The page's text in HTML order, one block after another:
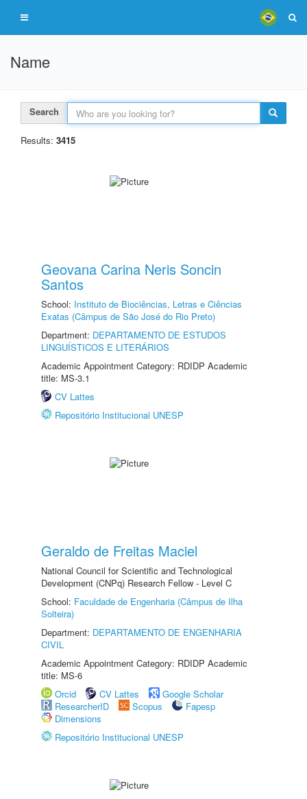
Name
Search
Results: 3415
Geovana Carina Neris Soncin
Santos
School: Instituto de Biociências, Letras e Ciências
Exatas (Câmpus de São José do Rio Preto)
Department: DEPARTAMENTO DE ESTUDOS
LINGUÍSTICOS E LITERÁRIOS
Academic Appointment Category: RDIDP Academic
title: MS-3.1
CV Lattes
Repositório Institucional UNESP
Geraldo de Freitas Maciel
National Council for Scientific and Technological
Development (CNPq) Research Fellow - Level C
School: Faculdade de Engenharia (Câmpus de Ilha
Solteira)
Department: DEPARTAMENTO DE ENGENHARIA
CIVIL
Academic Appointment Category: RDIDP Academic
title: MS-6
Orcid
CV Lattes
Google Scholar
ResearcherID
Scopus
Fapesp
Dimensions
Repositório Institucional UNESP